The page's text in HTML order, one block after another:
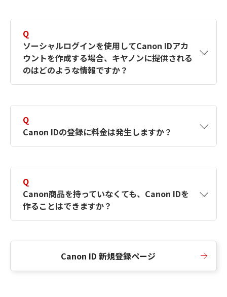
す。詳しい作成方法は【カメラ】Canon IDとは
何ですか？Canon IDの作成方法は？をご確認く
ださい。
Q
ソーシャルログインを使用してCanon IDアカ
ウントを作成する場合、キヤノンに提供される
のはどのような情報ですか？
択したサービスから取得します。アカウントを
簡単に作成できるように、この情報を使用して
Canon IDの登録フォームを入力します。
Q
Canon IDの登録に料金は発生しますか？
Q
Canon商品を持っていなくても、Canon IDを
作ることはできますか？
Canon ID 新規登録ページ